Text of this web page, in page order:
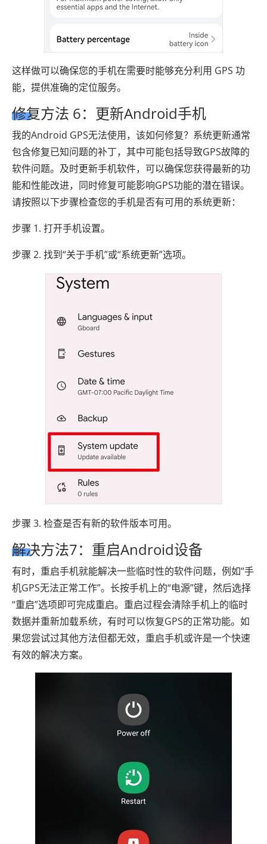
这样做可以确保您的手机在需要时能够充分利用 GPS 功
能，提供准确的定位服务。
修复方法 6：更新Android手机
我的Android GPS无法使用，该如何修复？系统更新通常
包含修复已知问题的补丁，其中可能包括导致GPS故障的
软件问题。及时更新手机软件，可以确保您获得最新的功
能和性能改进，同时修复可能影响GPS功能的潜在错误。
请按照以下步骤检查您的手机是否有可用的系统更新：
步骤 1. 打开手机设置。
步骤 2. 找到“关于手机”或“系统更新”选项。
步骤 3. 检查是否有新的软件版本可用。
解决方法7：重启Android设备
有时，重启手机就能解决一些临时性的软件问题，例如“手
机GPS无法正常工作”。长按手机上的“电源”键，然后选择
“重启”选项即可完成重启。重启过程会清除手机上的临时
数据并重新加载系统，有时可以恢复GPS的正常功能。如
果您尝试过其他方法但都无效，重启手机或许是一个快速
有效的解决方案。